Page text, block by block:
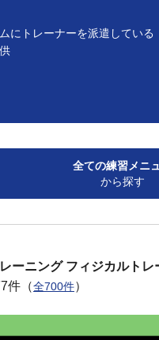
に トレーナーを派遣している
全ての練習メニ
から探す
レーニング フィジカルト
件（全700件）